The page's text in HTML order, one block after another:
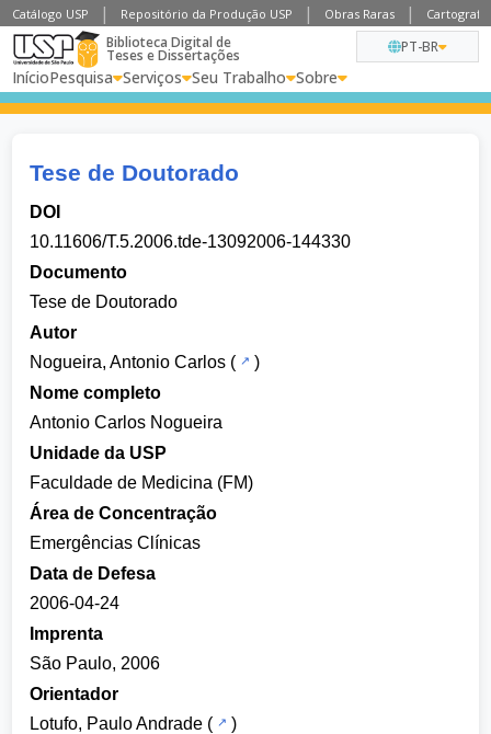
Catálogo USP Repositório da Produção USP Obras Raras
Biblioteca Digital de
Teses e Dissertações
InícioPesquisa Serviços Seu Trabalho Sobre
PT-BR
Tese de Doutorado
DOI
10.11606/T.5.2006.tde-13092006-144330
Documento
Tese de Doutorado
Autor
Nogueira, Antonio Carlos (
)
Nome completo
Antonio Carlos Nogueira
Unidade da USP
Faculdade de Medicina (FM)
Área de Concentração
Emergências Clínicas
Data de Defesa
2006-04-24
Imprenta
São Paulo, 2006
Orientador
Lotufo, Paulo Andrade (
)